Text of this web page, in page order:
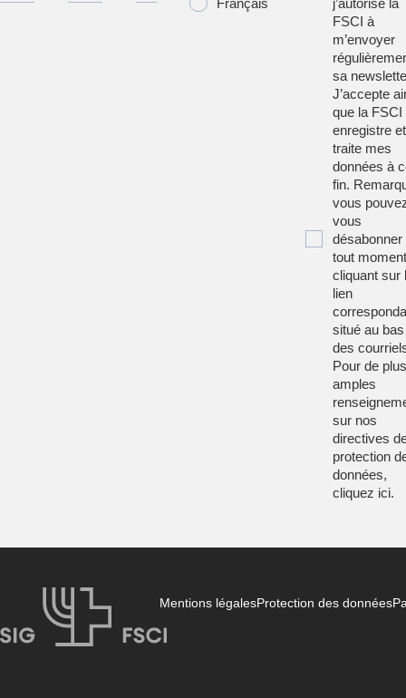
Français
j’autorise la
FSCI à
m’envoyer
sa
J’accepte
que la FSCI
enregistre et
traite mes
données à
fin.
vous
vous
désabonner
tout
cliquant sur
lien
situé au bas
des
Pour de plus
amples
sur nos
directives
protection
données,
cliquez ici.
Mentions légalesProtection des données